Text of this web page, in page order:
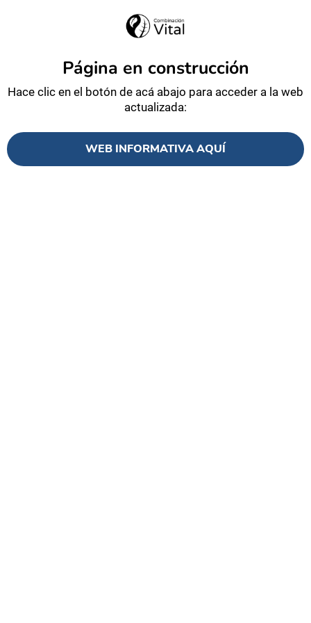
Página en construcción
Hace clic en el botón de acá abajo para acceder a la web
actualizada:
WEB INFORMATIVA AQUÍ